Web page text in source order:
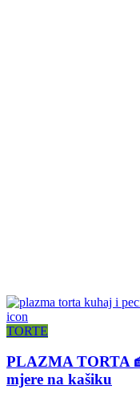
icon
TORTE
PLAZMA TORTA
mjere na kašiku